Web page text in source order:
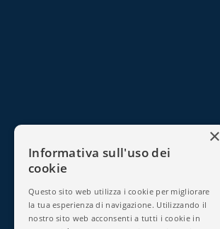
×
Informativa sull'uso dei
cookie
Questo sito web utilizza i cookie per migliorare
la tua esperienza di navigazione. Utilizzando il
nostro sito web acconsenti a tutti i cookie in